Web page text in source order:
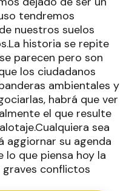
tendremos
nuestros suelos
historia se repite
parecen pero son
los ciudadanos
ambientales y
habrá que ver
el que resulte
sea
aggiornar su agenda
que piensa hoy la
conflictos